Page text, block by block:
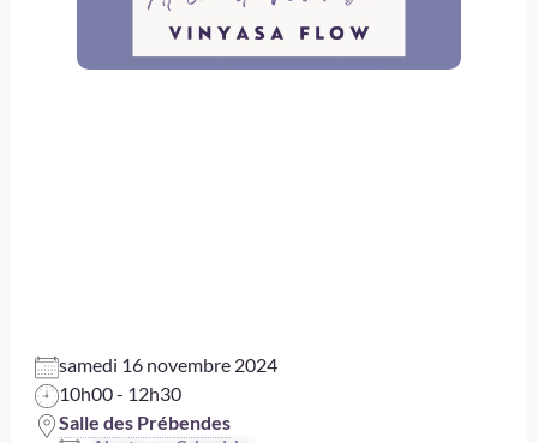
samedi 16 novembre 2024
10h00 - 12h30
Salle des Prébendes